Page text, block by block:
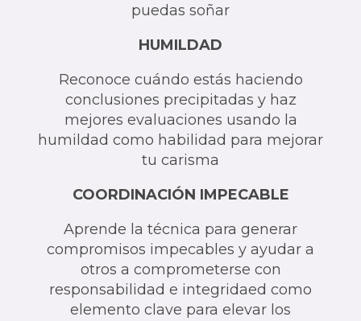
puedas soñar
HUMILDAD
Reconoce cuándo estás haciendo
conclusiones precipitadas y haz
mejores evaluaciones usando la
humildad como habilidad para mejorar
tu carisma
COORDINACIÓN IMPECABLE
Aprende la técnica para generar
compromisos impecables y ayudar a
otros a comprometerse con
responsabilidad e integridaed como
elemento clave para elevar los